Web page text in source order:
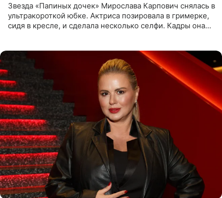
Звезда «Папиных дочек» Мирослава Карпович снялась в
ультракороткой юбке. Актриса позировала в гримерке,
сидя в кресле, и сделала несколько селфи. Кадры она